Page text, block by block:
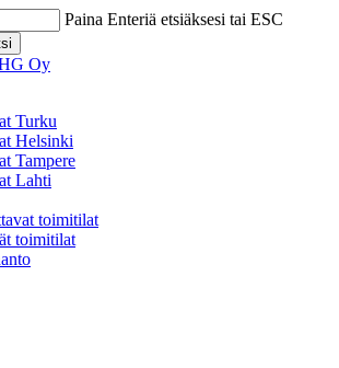
Paina Enteriä etsiäksesi tai ESC
Turku
Helsinki
Tampere
Lahti
toimitilat
toimitilat